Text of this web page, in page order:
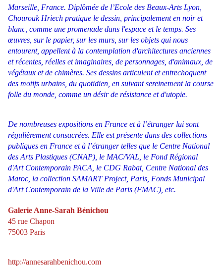
Marseille, France. Diplômée de l’Ecole des Beaux-Arts Lyon,
Chourouk Hriech pratique le dessin, principalement en noir et
blanc, comme une promenade dans l'espace et le temps. Ses
œuvres, sur le papier, sur les murs, sur les objets qui nous
entourent, appellent à la contemplation d'architectures anciennes
et récentes, réelles et imaginaires, de personnages, d'animaux, de
végétaux et de chimères. Ses dessins articulent et entrechoquent
des motifs urbains, du quotidien, en suivant sereinement la course
folle du monde, comme un désir de résistance et d'utopie.
De nombreuses expositions en France et à l’étranger lui sont
régulièrement consacrées. Elle est présente dans des collections
publiques en France et à l’étranger telles que le Centre National
des Arts Plastiques (CNAP), le MAC/VAL, le Fond Régional
d'Art Contemporain PACA, le CDG Rabat, Centre National des
Maroc, la collection SAMART Project, Paris, Fonds Municipal
d'Art Contemporain de la Ville de Paris (FMAC), etc.
Galerie Anne-Sarah Bénichou
45 rue Chapon
75003 Paris
http://annesarahbenichou.com